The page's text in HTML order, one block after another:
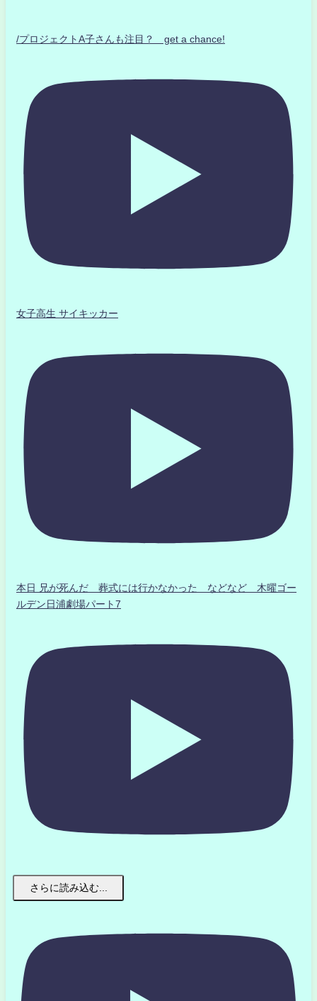
/プロジェクトA子さんも注目？ get a chance!
女子高生 サイキッカー
本日 兄が死んだ 葬式には行かなかった などなど 木曜ゴー
ルデン日浦劇場パート7
さらに読み込む...